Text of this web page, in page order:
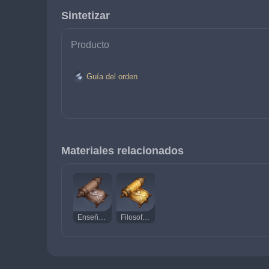
Sintetizar
Producto
Guía del orden
Materiales relacionados
Enseñanzas del orden Filosofía del orden